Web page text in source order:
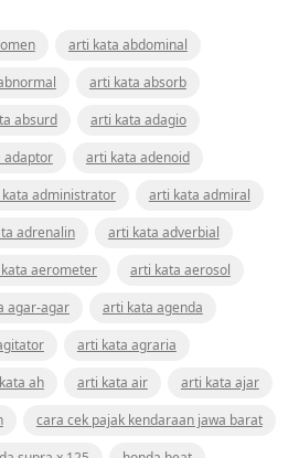
arti kata abdominal
arti kata absorb
absurd
arti kata adagio
adaptor
arti kata adenoid
administrator
arti kata admiral
adrenalin
arti kata adverbial
aerometer
arti kata aerosol
agar-agar
arti kata agenda
arti kata agraria
ah arti kata air
arti kata ajar
cara cek pajak kendaraan jawa barat